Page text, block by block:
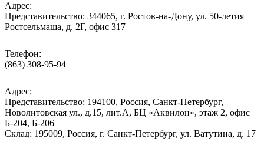
Адрес:
Представительство: 344065, г. Ростов-на-Дону, ул. 50-летия
Ростсельмаша, д. 2Г, офис 317
Телефон:
(863) 308-95-94
Адрес:
Представительство: 194100, Россия, Санкт-Петербург,
Новолитовская ул., д.15, лит.А, БЦ «Аквилон», этаж 2, офис
Б-204, Б-206
Склад: 195009, Россия, г. Санкт-Петербург, ул. Ватутина, д. 17